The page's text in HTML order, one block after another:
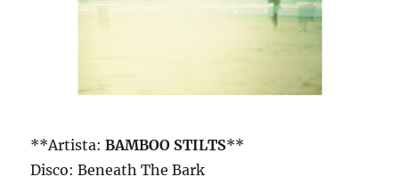
**Artista:BAMBOO STILTS**
Disco: Beneath The Bark